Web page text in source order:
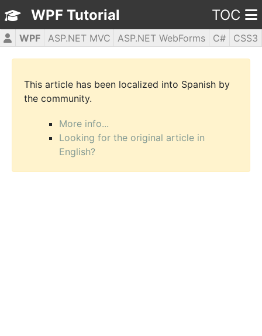
WPF Tutorial TOC
WPF ASP.NET MVC ASP.NET WebForms C#
CSS3
HTML5
JavaScript jQuery PHP5
This article has been localized into Spanish by
the community.
More info...
Looking for the original article in
English?